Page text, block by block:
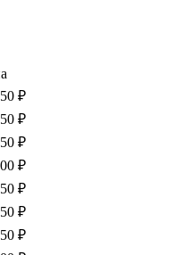
₽
₽
₽
₽
₽
₽
₽